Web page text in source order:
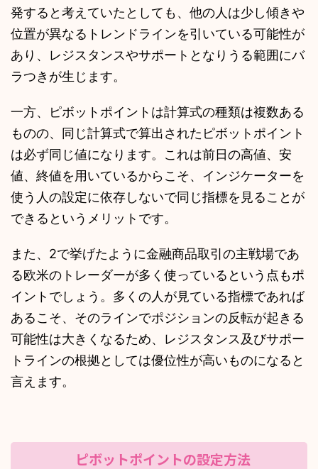
発すると考えていたとしても、他の人は少し傾きや
位置が異なるトレンドラインを引いている可能性が
あり、レジスタンスやサポートとなりうる範囲にバ
ラつきが生じます。
一方、ピボットポイントは計算式の種類は複数ある
ものの、同じ計算式で算出されたピボットポイント
は必ず同じ値になります。これは前日の高値、安
値、終値を用いているからこそ、インジケーターを
使う人の設定に依存しないで同じ指標を見ることが
できるというメリットです。
また、2で挙げたように金融商品取引の主戦場であ
る欧米のトレーダーが多く使っているという点もポ
イントでしょう。多くの人が見ている指標であれば
あるこそ、そのラインでポジションの反転が起きる
可能性は大きくなるため、レジスタンス及びサポー
トラインの根拠としては優位性が高いものになると
言えます。
ピボットポイントの設定方法